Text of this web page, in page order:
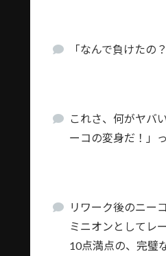
「なんで負けたの
これさ、何がヤバ
ーコの変身だ！」
リワーク後のニー
ミニオンとしてレ
10点満点の、完璧